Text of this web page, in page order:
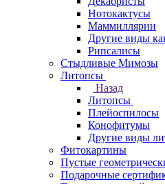
Нотокактусы
Маммиллярии
Другие виды
Рипсалисы
Стыдливые Мимозы
Литопсы
Назад
Литопсы
Плейоспилосы
Конофитумы
Другие виды
Фитокартины
Пустые
Подарочные